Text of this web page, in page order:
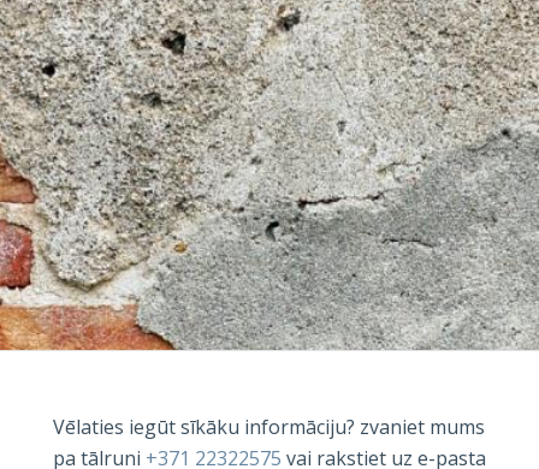
Vēlaties iegūt sīkāku informāciju? zvaniet mums
pa tālruni +371 22322575 vai rakstiet uz e-pasta